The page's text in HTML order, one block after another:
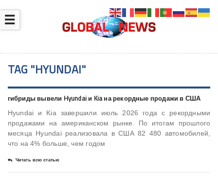
☰
TAG "HYUNDAI"
гибриды вывели Hyundai и Kia на рекордные продажи в США
Hyundai и Kia завершили июль 2026 года с рекордными
продажами на американском рынке. По итогам прошлого
месяца Hyundai реализовала в США 82 480 автомобилей,
что на 4% больше, чем годом
Читать всю статью